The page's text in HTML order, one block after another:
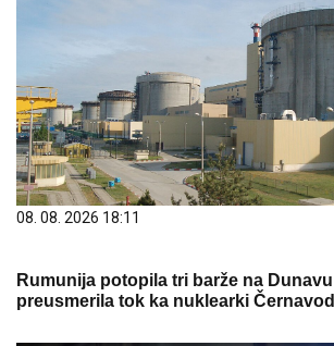
08. 08. 2026 18:11
Rumunija potopila tri barže na
preusmerila tok ka nuklearki